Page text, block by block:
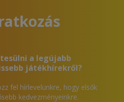
a legújabb
játékhírekről?
fel hírlevelünkre, hogy elsők
kedvezményeinkre.